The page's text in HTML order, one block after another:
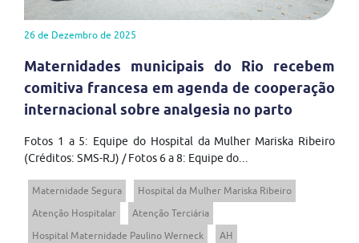
26 de Dezembro de 2025
Maternidades municipais do Rio recebem
comitiva francesa em agenda de cooperação
internacional sobre analgesia no parto
Fotos 1 a 5: Equipe do Hospital da Mulher Mariska Ribeiro
(Créditos: SMS-RJ) / Fotos 6 a 8: Equipe do...
Maternidade Segura
Hospital da Mulher Mariska Ribeiro
Atenção Hospitalar
Atenção Terciária
Hospital Maternidade Paulino Werneck
AH